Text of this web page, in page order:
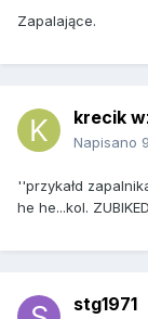
Zapalające.
krecik
Napisano
''przykałd
he he...kol.
stg1971